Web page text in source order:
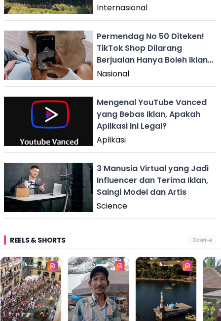
Internasional
Permendag No 50 Diteken!
TikTok Shop Dilarang
Berjualan Hanya Boleh Iklan
Saja
Nasional
Mengenal YouTube Vanced
yang Bebas Iklan, Apakah
Aplikasi Ini Legal?
Aplikasi
3 Manusia Virtual yang Jadi
Influencer dan Terima Iklan,
Saingi Model dan Artis
Science
REELS & SHORTS Geser